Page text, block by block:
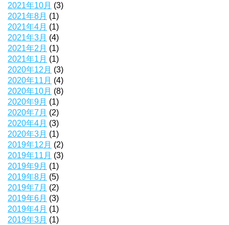
2021年10月 (3)
2021年8月 (1)
2021年4月 (1)
2021年3月 (4)
2021年2月 (1)
2021年1月 (1)
2020年12月 (3)
2020年11月 (4)
2020年10月 (8)
2020年9月 (1)
2020年7月 (2)
2020年4月 (3)
2020年3月 (1)
2019年12月 (2)
2019年11月 (3)
2019年9月 (1)
2019年8月 (5)
2019年7月 (2)
2019年6月 (3)
2019年4月 (1)
2019年3月 (1)